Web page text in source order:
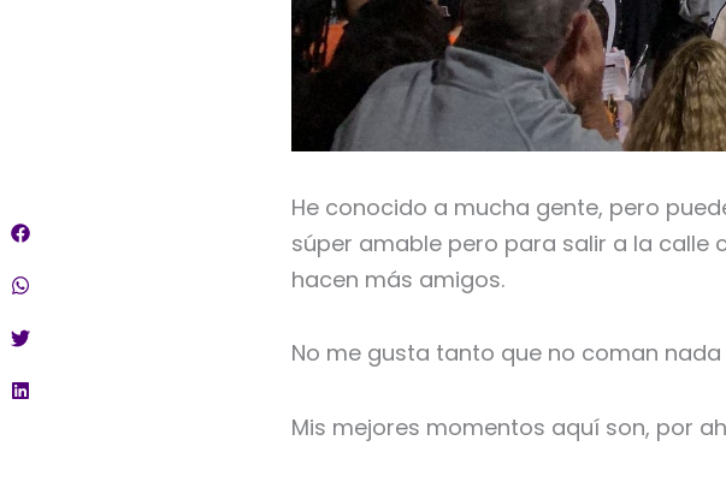
He conocido a mucha gente, pero
súper amable pero para salir a la calle
hacen más amigos.
No me gusta tanto que no coman
Mis mejores momentos aquí son, por